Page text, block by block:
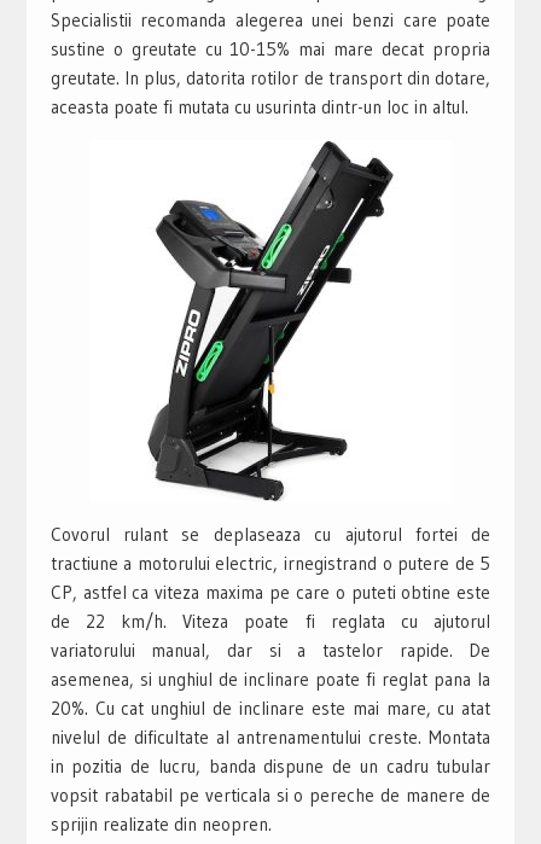
Specialistii recomanda alegerea unei benzi care poate
sustine o greutate cu 10-15% mai mare decat propria
greutate. In plus, datorita rotilor de transport din dotare,
aceasta poate fi mutata cu usurinta dintr-un loc in altul.
Covorul rulant se deplaseaza cu ajutorul fortei de
tractiune a motorului electric, irnegistrand o putere de 5
CP, astfel ca viteza maxima pe care o puteti obtine este
de 22 km/h. Viteza poate fi reglata cu ajutorul
variatorului manual, dar si a tastelor rapide. De
asemenea, si unghiul de inclinare poate fi reglat pana la
20%. Cu cat unghiul de inclinare este mai mare, cu atat
nivelul de dificultate al antrenamentului creste. Montata
in pozitia de lucru, banda dispune de un cadru tubular
vopsit rabatabil pe verticala si o pereche de manere de
sprijin realizate din neopren.